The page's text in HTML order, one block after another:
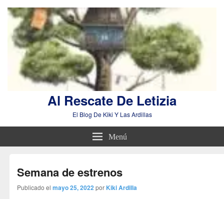
Al Rescate De Letizia
El Blog De Kiki Y Las Ardillas
Menú
Semana de estrenos
Publicado el mayo 25, 2022por Kiki Ardilla